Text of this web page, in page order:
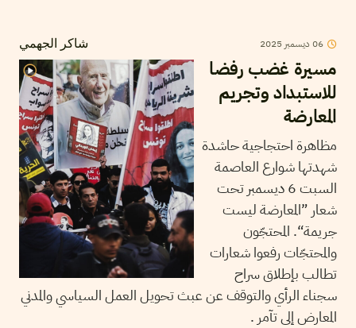
شاكر الجهمي 06 ديسمبر 2025
مسيرة غضب رفضا
للاستبداد وتجريم
المعارضة
مظاهرة احتجاجية حاشدة
شهدتها شوارع العاصمة
السبت 6 ديسمبر تحت
شعار ”المعارضة ليست
جريمة“. المحتجّون
والمحتجّات رفعوا شعارات
تطالب بإطلاق سراح
سجناء الرأي والتوقف عن عبث تحويل العمل السياسي والمدني
المعارض إلى تآمر .